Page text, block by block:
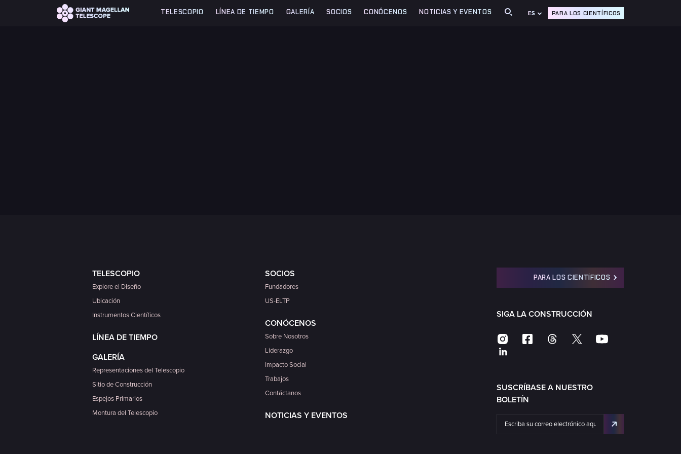
Global site tag (gtag.js) - Google Analytics
TELESCOPIO LÍNEA DE TIEMPO GALERÍA SOCIOS CONÓCENOS NOTICIAS Y EVENTOS ES PARA LOS CIENTÍFICOS
TELESCOPIO
Explore el Diseño
Ubicación
Instrumentos Científicos
LÍNEA DE TIEMPO
GALERÍA
Representaciones del Telescopio
Sitio de Construcción
Espejos Primarios
Montura del Telescopio
SOCIOS
Fundadores
US-ELTP
CONÓCENOS
Sobre Nosotros
Liderazgo
Impacto Social
Trabajos
Contáctanos
NOTICIAS Y EVENTOS
PARA LOS CIENTÍFICOS
SIGA LA CONSTRUCCIÓN
SUSCRÍBASE A NUESTRO
BOLETÍN